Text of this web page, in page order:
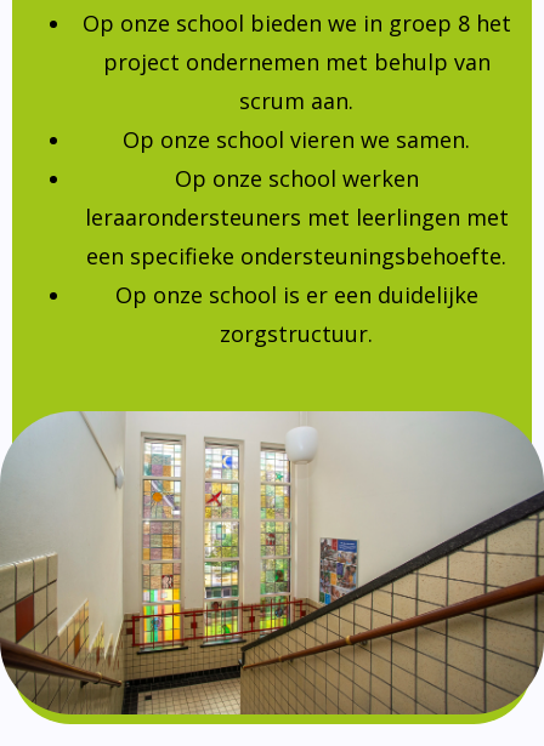
Op onze school bieden we in groep 8 het
project ondernemen met behulp van
scrum aan.
Op onze school vieren we samen.
Op onze school werken
leraarondersteuners met leerlingen met
een specifieke ondersteuningsbehoefte.
Op onze school is er een duidelijke
zorgstructuur.